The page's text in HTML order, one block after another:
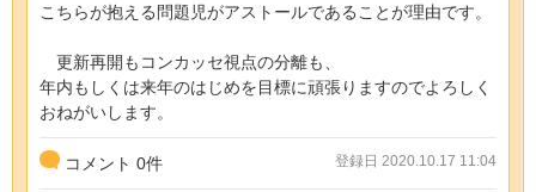
こちらが抱える問題児がアストールであることが理由です。
更新再開もコンカッセ視点の分離も、
年内もしくは来年のはじめを目標に頑張りますのでよろしく
おねがいします。
コメント 0件 登録日 2020.10.17 11:04